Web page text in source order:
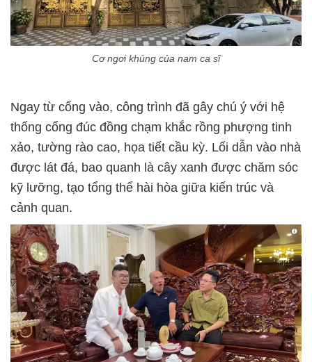
Cơ ngơi khủng của nam ca sĩ
Ngay từ cổng vào, công trình đã gây chú ý với hệ
thống cổng đúc đồng chạm khắc rồng phượng tinh
xảo, tường rào cao, họa tiết cầu kỳ. Lối dẫn vào nhà
được lát đá, bao quanh là cây xanh được chăm sóc
kỹ lưỡng, tạo tổng thể hài hòa giữa kiến trúc và
cảnh quan.